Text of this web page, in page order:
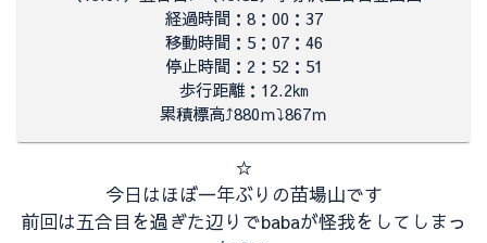
経過時間：8：00：37
移動時間：5：07：46
停止時間：2：52：51
歩行距離：12.2㎞
累積標高⤴880ｍ⤵867ｍ
☆
今日はほぼ一年ぶりの苗場山です
前回は五合目を過ぎた辺りでbabaが怪我をしてしまっ